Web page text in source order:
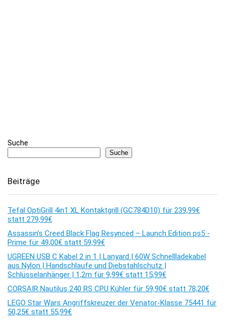
Suche
Suche
Beiträge
Tefal OptiGrill 4in1 XL Kontaktgrill (GC784D10) für 239,99€
statt 279,99€
Assassin’s Creed Black Flag Resynced – Launch Edition ps5 -
Prime für 49,00€ statt 59,99€
UGREEN USB C Kabel 2 in 1 | Lanyard | 60W Schnellladekabel
aus Nylon | Handschlaufe und Diebstahlschutz |
Schlüsselanhänger | 1,2m für 9,99€ statt 15,99€
CORSAIR Nautilus 240 RS CPU Kühler für 59,90€ statt 78,20€
LEGO Star Wars Angriffskreuzer der Venator-Klasse 75441 für
50,25€ statt 55,99€